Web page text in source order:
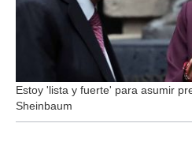
Estoy 'lista y fuerte' para asumir
Sheinbaum